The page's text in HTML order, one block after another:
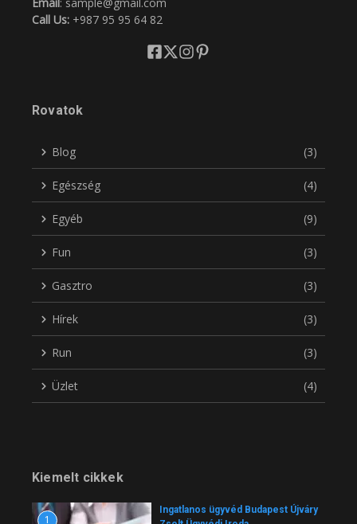
Email: sample@gmail.com
Call Us: +987 95 95 64 82
Rovatok
Blog (3)
Egészség (4)
Egyéb (9)
Fun (3)
Gasztro (3)
Hírek (3)
Run (3)
Üzlet (4)
Kiemelt cikkek
1
Ingatlanos ügyvéd Budapest Újváry